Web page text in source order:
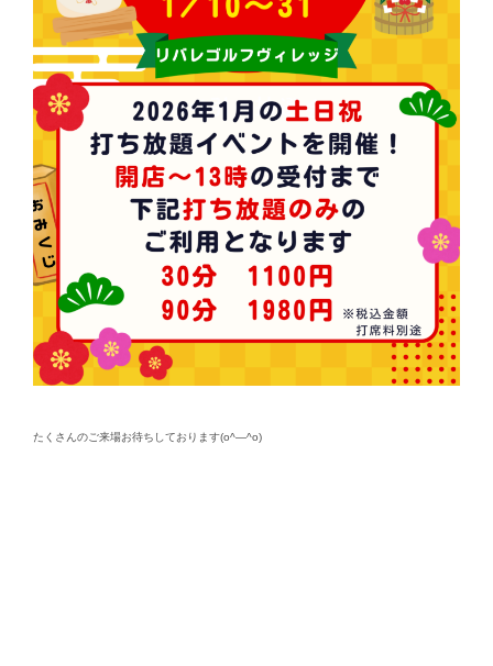
たくさんのご来場お待ちしております(o^―^o)